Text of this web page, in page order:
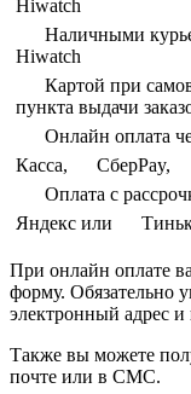
Hiwatch
Наличными
Hiwatch
Картой при
пункта выдачи
Онлайн оплата
Касса,
СберPay,
Оплата с
Яндекс или
При онлайн оплате
форму. Обязательно
электронный адрес и
Также вы можете
почте или в СМС.